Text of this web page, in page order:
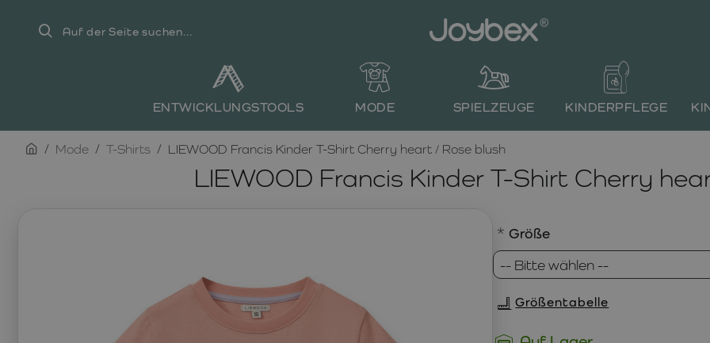
Auf
ENTWICKLUNGSTOOLS MODE SPIELZEUGE KINDERPFLEGE
LIEWOOD Francis Kinder T-Shirt Cherry
homeMode T-Shirts LIEWOOD Francis Kinder T-Shirt Cherry heart / Rose blush
Größe
Größentabelle